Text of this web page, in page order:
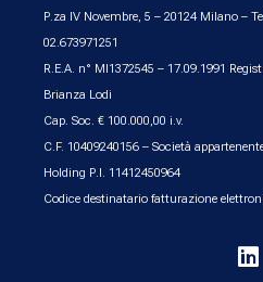
P.za IV Novembre, 5 – 20124 Milano –
02.673971251
R.E.A. n° MI1372545 – 17.09.1991
Brianza Lodi
Cap. Soc. € 100.000,00 i.v.
C.F. 10409240156 – Società
Holding P.I. 11412450964
Codice destinatario fatturazione
